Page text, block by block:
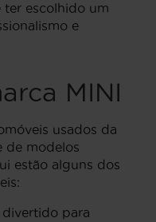
ter escolhido um
e
MINI
usados da
de modelos
estão alguns dos
divertido para